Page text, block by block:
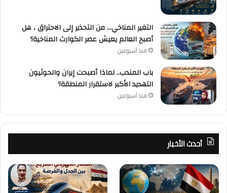
التغير المناخي… من التحذير إلى الاحتراق ، هل
أصبح العالم يعيش عصر الكوارث المناخية؟
منذ أسبوعين
باب المندب.. لماذا أصبحت إيران والحوثيون
التهديد الأكبر لاستقرار المنطقة؟
منذ أسبوعين
أحدث الأخبار